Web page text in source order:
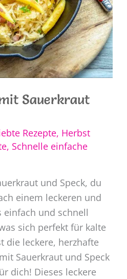
Sauerkraut
Rezepte, Herbst
, Schnelle einfache
und Speck, du
einem leckeren und
einfach und schnell
sich perfekt für kalte
die leckere, herzhafte
Sauerkraut und Speck
dich! Dieses leckere